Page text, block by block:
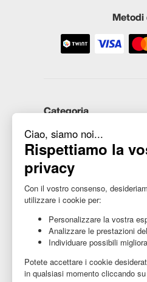
Metodi
Categoria
iPhone
Samsung
Huawei
Hai bisogno di aiuto?